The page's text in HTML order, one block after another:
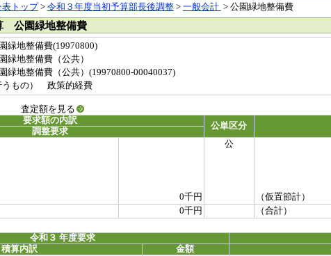
トップ> 令和３年度当初予算部長後調整> 一般会計 > 公園緑地整備費
公園緑地整備費
緑地整備費(19970800)
緑地整備費（公共）
緑地整備費（公共）(19970800-00040037)
うもの） 政策的経費
査定額を見る
要求額の内訳
公単区分
調整要求
公
0千円 （仮置節計）
0千円 （合計）
令和３ 年度要求
積算内訳
金額